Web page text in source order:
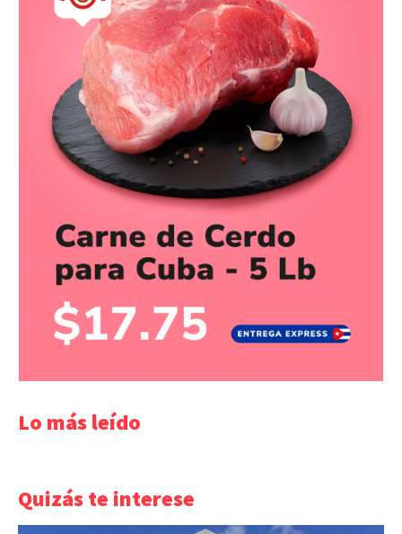
Lo más leído
Quizás te interese